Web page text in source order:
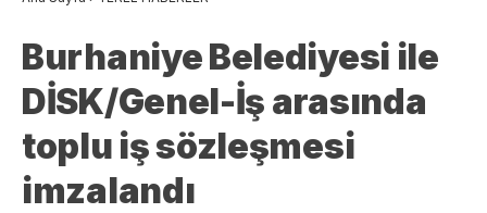
Burhaniye Belediyesi ile
DİSK/Genel-İş arasında
toplu iş sözleşmesi
imzalandı